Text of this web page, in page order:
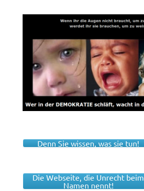
Denn Sie wissen, was sie tun!
Die Webseite, die Unrecht beim
Namen nennt!